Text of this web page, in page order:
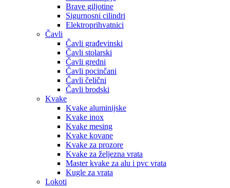
Brave giljotine
Sigurnosni cilindri
Elektroprihvatnici
Čavli
Čavli građevinski
Čavli stolarski
Čavli gredni
Čavli pocinčani
Čavli čelični
Čavli brodski
Kvake
Kvake aluminijske
Kvake inox
Kvake mesing
Kvake kovane
Kvake za prozore
Kvake za željezna vrata
Master kvake za alu i pvc vrata
Kugle za vrata
Lokoti